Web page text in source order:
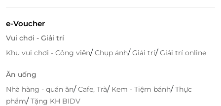
khóa học, bạn có thể tự tin trong việc vận hành sàn
thương mại điện tử. Thủ thuật và được hỗ trợ trực
e-Voucher
Vui chơi - Giải trí
Khu vui chơi - Công viên/Chụp ảnh/Giải trí/Giải trí online
Ăn uống
Nhà hàng - quán ăn/Cafe, Trà/ Kem - Tiệm bánh/Thực
phẩm/Tặng KH BIDV